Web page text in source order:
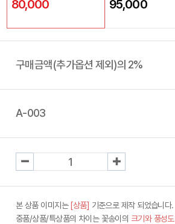
80,000 95,000
구매금액(추가옵션 제외)의 2%
A-003
본 상품 이미지는 [상품] 기준으로 제작 되었습니다.
중품/상품/특상품의 차이는 꽃송이의 크기와 풍성도